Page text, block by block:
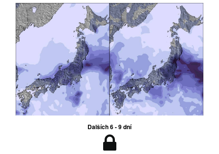
Dalších 6 - 9 dní